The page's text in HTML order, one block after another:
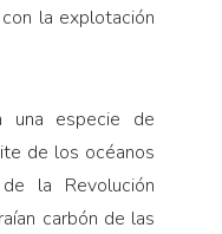
la explotación
una especie de
de los océanos
la Revolución
carbón de las